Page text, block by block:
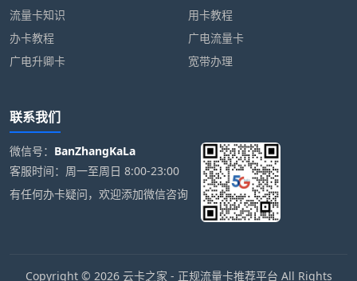
流量卡知识
用卡教程
办卡教程
广电流量卡
广电升卿卡
宽带办理
联系我们
微信号： BanZhangKaLa
客服时间：周一至周日 8:00-23:00
有任何办卡疑问，欢迎添加微信咨询
Copyright © 2026 云卡之家 - 正规流量卡推荐平台 All Rights